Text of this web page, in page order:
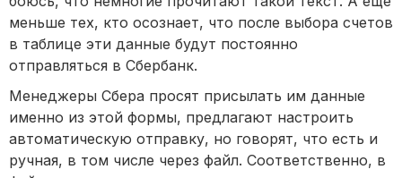
меньше тех, кто осознает, что после выбора счетов
в таблице эти данные будут постоянно
отправляться в Сбербанк.
Менеджеры Сбера просят присылать им данные
именно из этой формы, предлагают настроить
автоматическую отправку, но говорят, что есть и
ручная, в том числе через файл. Соответственно, в